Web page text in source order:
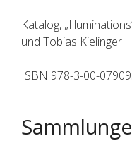
Katalog,
und Tobias Kielinger
ISBN 978-3-00-